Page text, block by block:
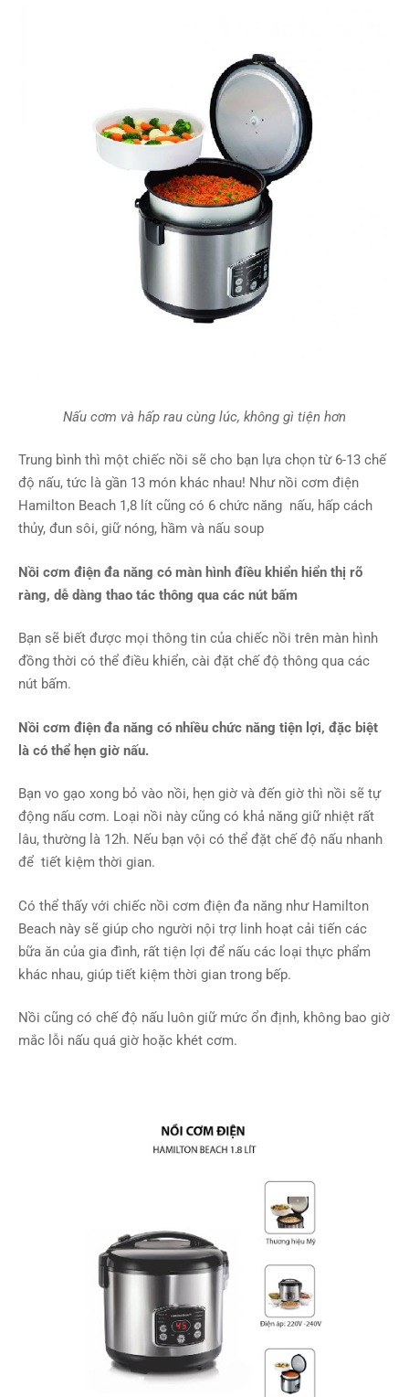
Nấu cơm và hấp rau cùng lúc, không gì tiện hơn
Trung bình thì một chiếc nồi sẽ cho bạn lựa chọn từ 6-13 chế
độ nấu, tức là gần 13 món khác nhau! Như nồi cơm điện
Hamilton Beach 1,8 lít cũng có 6 chức năng nấu, hấp cách
thủy, đun sôi, giữ nóng, hầm và nấu soup
Nồi cơm điện đa năng có màn hình điều khiển hiển thị rõ
ràng, dễ dàng thao tác thông qua các nút bấm
Bạn sẽ biết được mọi thông tin của chiếc nồi trên màn hình
đồng thời có thể điều khiển, cài đặt chế độ thông qua các
nút bấm.
Nồi cơm điện đa năng có nhiều chức năng tiện lợi, đặc biệt
là có thể hẹn giờ nấu.
Bạn vo gạo xong bỏ vào nồi, hẹn giờ và đến giờ thì nồi sẽ tự
động nấu cơm. Loại nồi này cũng có khả năng giữ nhiệt rất
lâu, thường là 12h. Nếu bạn vội có thể đặt chế độ nấu nhanh
để tiết kiệm thời gian.
Có thể thấy với chiếc nồi cơm điện đa năng như Hamilton
Beach này sẽ giúp cho người nội trợ linh hoạt cải tiến các
bữa ăn của gia đình, rất tiện lợi để nấu các loại thực phẩm
khác nhau, giúp tiết kiệm thời gian trong bếp.
Nồi cũng có chế độ nấu luôn giữ mức ổn định, không bao giờ
mắc lỗi nấu quá giờ hoặc khét cơm.